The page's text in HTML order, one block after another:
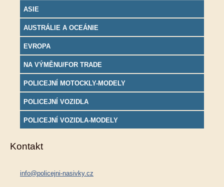
ASIE
AUSTRÁLIE A OCEÁNIE
EVROPA
NA VÝMĚNU/FOR TRADE
POLICEJNÍ MOTOCKLY-MODELY
POLICEJNÍ VOZIDLA
POLICEJNÍ VOZIDLA-MODELY
Kontakt
info@policejni-nasivky.cz